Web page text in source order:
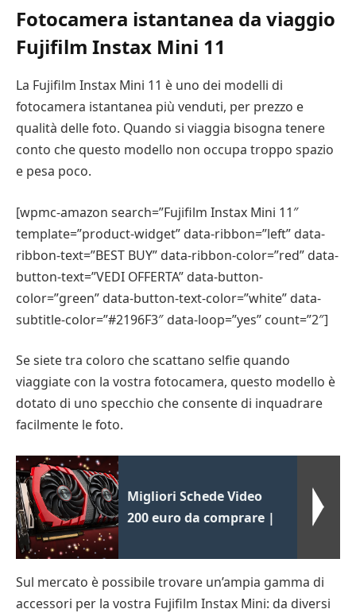
Fotocamera istantanea da viaggio
Fujifilm Instax Mini 11
La Fujifilm Instax Mini 11 è uno dei modelli di
fotocamera istantanea più venduti, per prezzo e
qualità delle foto. Quando si viaggia bisogna tenere
conto che questo modello non occupa troppo spazio
e pesa poco.
[wpmc-amazon search=”Fujifilm Instax Mini 11″
template=”product-widget” data-ribbon=”left” data-
ribbon-text=”BEST BUY” data-ribbon-color=”red” data-
button-text=”VEDI OFFERTA” data-button-
color=”green” data-button-text-color=”white” data-
subtitle-color=”#2196F3″ data-loop=”yes” count=”2″]
Se siete tra coloro che scattano selfie quando
viaggiate con la vostra fotocamera, questo modello è
dotato di uno specchio che consente di inquadrare
facilmente le foto.
Migliori Schede Video
200 euro da comprare |
Sul mercato è possibile trovare un’ampia gamma di
accessori per la vostra Fujifilm Instax Mini: da diversi